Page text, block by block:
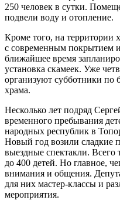
250 человек в сутки.
подвели воду и отопление.
Кроме того, на территории
с современным покрытием
ближайшее время
установка скамеек. Уже
организуют субботники по
храма.
Несколько лет подряд
временного пребывания
народных республик в
Новый год возили сладкие
выездные спектакли. Всего
до 400 детей. Но главное,
внимания и общения.
для них мастер-классы и
мероприятия.